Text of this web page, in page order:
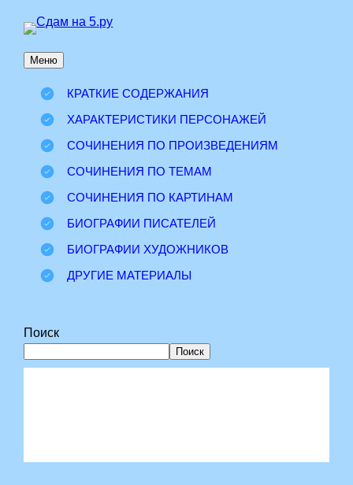
Перейти
содержимому
Меню
КРАТКИЕ СОДЕРЖАНИЯ
ХАРАКТЕРИСТИКИ ПЕРСОНАЖЕЙ
СОЧИНЕНИЯ ПО ПРОИЗВЕДЕНИЯМ
СОЧИНЕНИЯ ПО ТЕМАМ
СОЧИНЕНИЯ ПО КАРТИНАМ
БИОГРАФИИ ПИСАТЕЛЕЙ
БИОГРАФИИ ХУДОЖНИКОВ
ДРУГИЕ МАТЕРИАЛЫ
Поиск
Поиск